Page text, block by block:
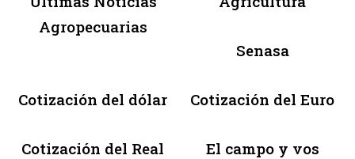
Agropecuarias
Senasa
Cotización del dólar Cotización del Euro
Cotización del Real El campo y vos